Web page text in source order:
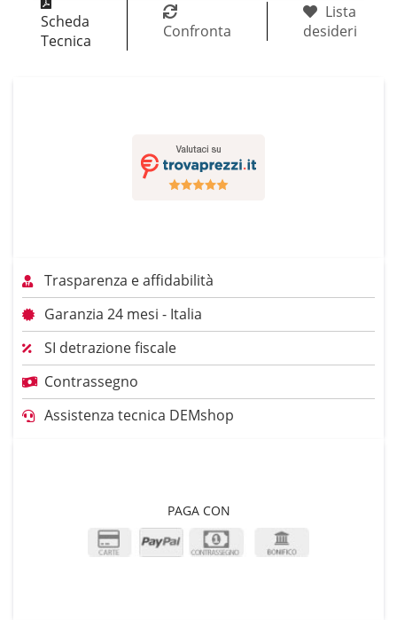
Scheda
Tecnica
Confronta
Lista
desideri
Trasparenza e affidabilità
Garanzia 24 mesi - Italia
SI detrazione fiscale
Contrassegno
Assistenza tecnica DEMshop
PAGA CON